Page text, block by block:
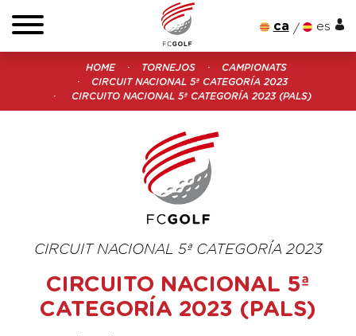
ca es
HOME TORNEJOS
CAMPIONATS
CIRCUIT NACIONAL 5ª CATEGORÍA 2023
CIRCUITO NACIONAL 5ª CATEGORÍA 2023 (PALS)
CIRCUIT NACIONAL 5ª CATEGORÍA 2023
CIRCUITO NACIONAL 5ª
CATEGORÍA 2023 (PALS)